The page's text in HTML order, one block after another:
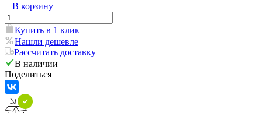
В корзину
Купить в 1 клик
Нашли дешевле
Рассчитать доставку
В наличии
Поделиться